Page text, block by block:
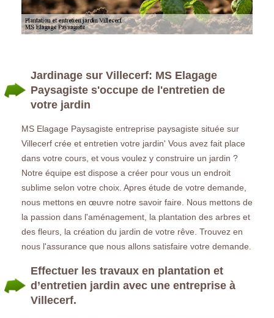
Jardinage sur Villecerf: MS Elagage
Paysagiste s'occupe de l'entretien de
votre jardin
MS Elagage Paysagiste entreprise paysagiste située sur
Villecerf crée et entretien votre jardin' Vous avez fait place
dans votre cours, et vous voulez y construire un jardin ?
Notre équipe est dispose a créer pour vous un endroit
sublime selon votre choix. Apres étude de votre demande,
nous mettons en œuvre notre savoir faire. Nous mettons de
la passion dans l'aménagement, la plantation des arbres et
des fleurs, la création du jardin de votre rêve. Trouvez en
nous l'assurance que nous allons satisfaire votre demande.
Effectuer les travaux en plantation et
d’entretien jardin avec une entreprise à
Villecerf.